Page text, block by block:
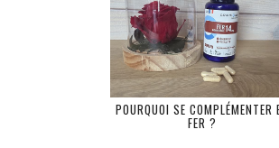
POURQUOI SE COMPLÉMENTER
FER ?